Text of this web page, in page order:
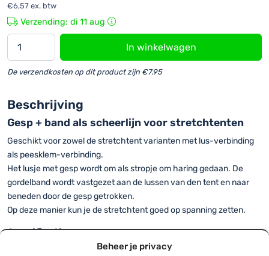
Beheer je privacy
€6,57 ex. btw
Verzending: di 11 aug
voor
stretchtent
In winkelwagen
De verzendkosten op dit product zijn €7.95
Beschrijving
Gesp + band als scheerlijn voor stretchtenten
Geschikt voor zowel de stretchtent varianten met lus-verbinding
als peesklem-verbinding.
Het lusje met gesp wordt om als stropje om haring gedaan. De
gordelband wordt vastgezet aan de lussen van den tent en naar
beneden door de gesp getrokken.
Op deze manier kun je de stretchtent goed op spanning zetten.
Specificaties